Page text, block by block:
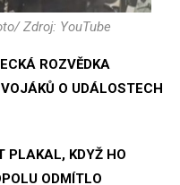
Zdroj: YouTube
ROZVĚDKA
O UDÁLOSTECH
PLAKAL, KDYŽ HO
ODMÍTLO